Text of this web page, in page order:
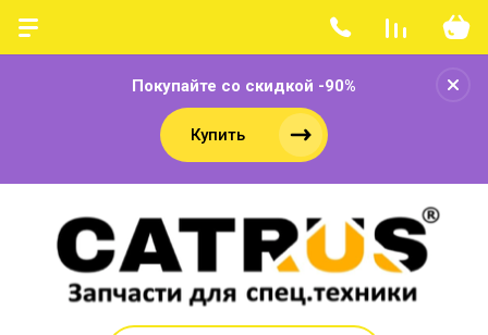
Покупайте со скидкой -90%
Купить